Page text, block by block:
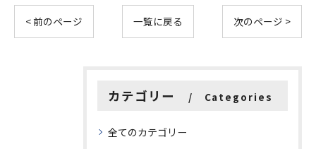
< 前のページ 一覧に戻る 次のページ >
カテゴリー Categories
全てのカテゴリー